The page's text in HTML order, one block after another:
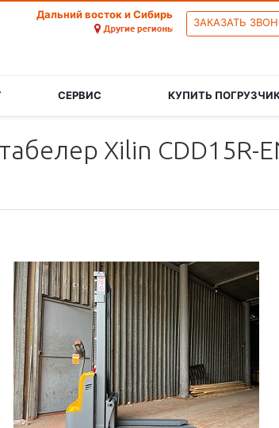
ЗАКАЗАТЬ
Дальний восток и Сибирь
СЕРВИС КУПИТЬ
Xilin CDD15R-